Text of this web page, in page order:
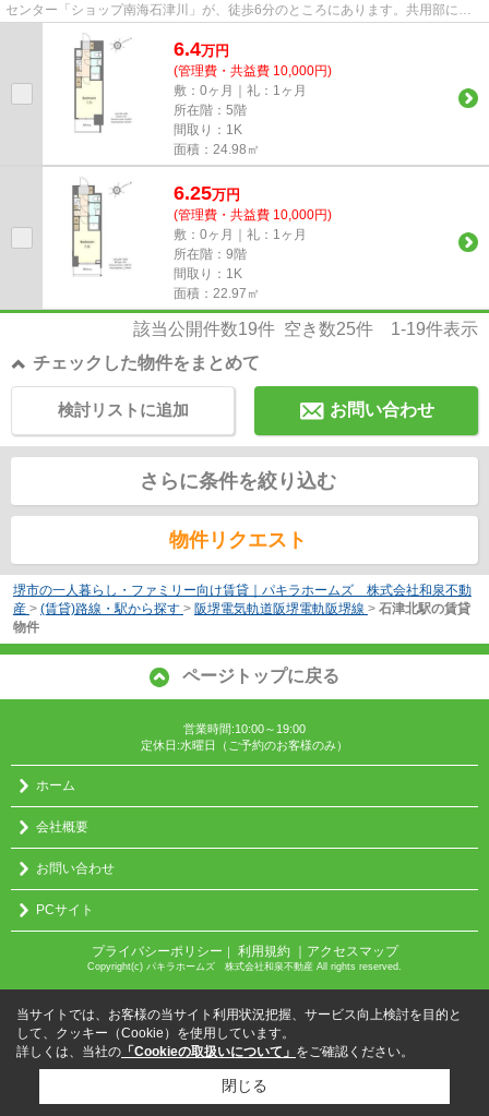
センター「ショップ南海石津川」が、徒歩6分のところにあります。共用部には
6.4万円
(管理費・共益費 10,000円)
敷：0ヶ月｜礼：1ヶ月
所在階：5階
間取り：1K
面積：24.98㎡
6.25万円
(管理費・共益費 10,000円)
敷：0ヶ月｜礼：1ヶ月
所在階：9階
間取り：1K
面積：22.97㎡
該当公開件数19件 空き数25件 1-19件表示
チェックした物件をまとめて
お問い合わせ
検討リストに追加
さらに条件を絞り込む
物件リクエスト
堺市の一人暮らし・ファミリー向け賃貸｜パキラホームズ 株式会社和泉不動
産 > (賃貸)路線・駅から探す > 阪堺電気軌道阪堺電軌阪堺線 > 石津北駅の賃貸
物件
ページトップに戻る
営業時間:10:00～19:00
定休日:水曜日（ご予約のお客様のみ）
ホーム
会社概要
お問い合わせ
PCサイト
プライバシーポリシー ｜ 利用規約 ｜アクセスマップ
Copyright(c) パキラホームズ 株式会社和泉不動産 All rights reserved.
当サイトでは、お客様の当サイト利用状況把握、サービス向上検討を目的と
して、クッキー（Cookie）を使用しています。
詳しくは、当社の 「Cookieの取扱いについて」 をご確認ください。
閉じる